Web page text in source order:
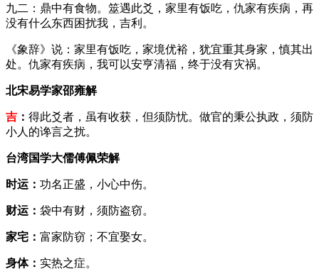
九二：鼎中有食物。筮遇此爻，家里有饭吃，仇家有疾病，再
没有什么东西困扰我，吉利。
《象辞》说：家里有饭吃，家境优裕，犹宜重其身家，慎其出
处。仇家有疾病，我可以安亨清福，终于没有灾祸。
北宋易学家邵雍解
吉 ： 得此爻者，虽有收获，但须防忧。做官的秉公执政，须防
小人的谗言之扰。
台湾国学大儒傅佩荣解
时运： 功名正盛，小心中伤。
财运： 袋中有财，须防盗窃。
家宅： 富家防窃；不宜娶女。
身体： 实热之症。